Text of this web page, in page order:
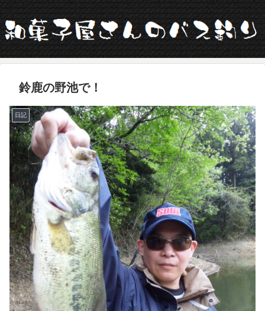
鈴鹿の野池で！
日記